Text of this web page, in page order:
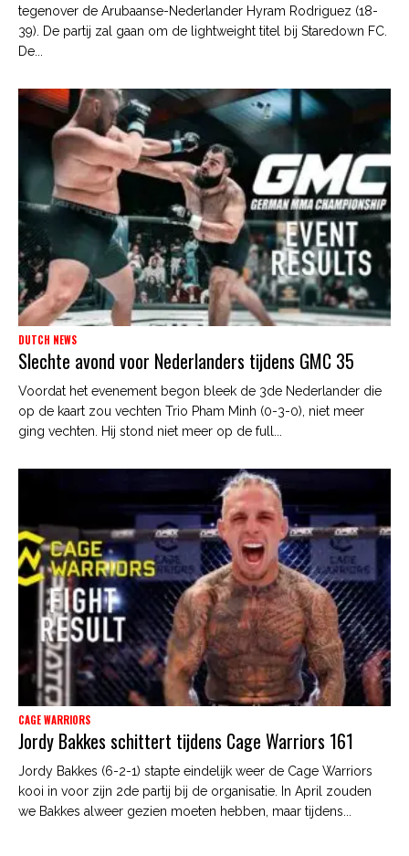
tegenover de Arubaanse-Nederlander Hyram Rodriguez (18-
39). De partij zal gaan om de lightweight titel bij Staredown FC.
De...
DUTCH NEWS
Slechte avond voor Nederlanders tijdens GMC 35
Voordat het evenement begon bleek de 3de Nederlander die
op de kaart zou vechten Trio Pham Minh (0-3-0), niet meer
ging vechten. Hij stond niet meer op de full...
CAGE WARRIORS
Jordy Bakkes schittert tijdens Cage Warriors 161
Jordy Bakkes (6-2-1) stapte eindelijk weer de Cage Warriors
kooi in voor zijn 2de partij bij de organisatie. In April zouden
we Bakkes alweer gezien moeten hebben, maar tijdens...